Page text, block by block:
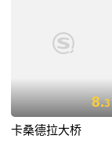
8.3
卡桑德拉大桥